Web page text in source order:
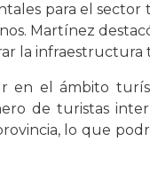
para el
Martínez
la infraestructura
en el ámbito
de turistas
lo que